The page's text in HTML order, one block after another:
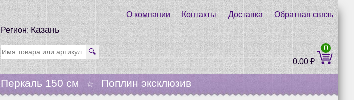
О компании Контакты Доставка
Обратная связь
Регион:Казань
🔍
0.00₽
0
Перкаль 150 см ☆ Поплин эксклюзив